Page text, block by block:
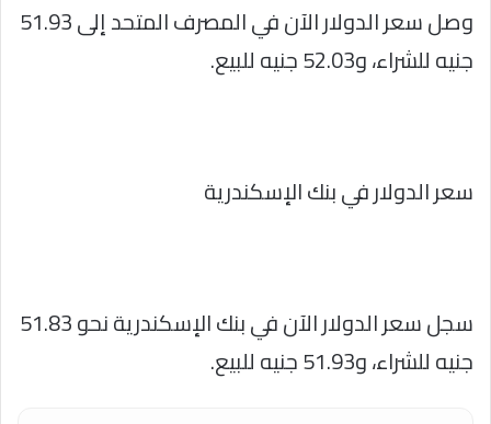
وصل سعر الدولار الآن في المصرف المتحد إلى 51.93
جنيه للشراء، و52.03 جنيه للبيع.
سعر الدولار في بنك الإسكندرية
سجل سعر الدولار الآن في بنك الإسكندرية نحو 51.83
جنيه للشراء، و51.93 جنيه للبيع.